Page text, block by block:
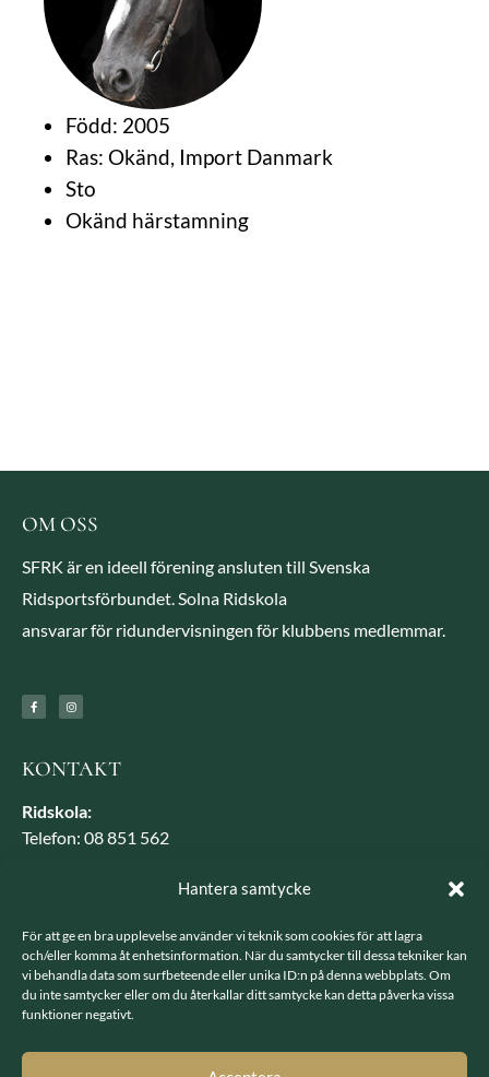
Hantera samtycke
För att ge en bra upplevelse använder vi teknik som cookies för att lagra
och/eller komma åt enhetsinformation. När du samtycker till dessa tekniker kan
vi behandla data som surfbeteende eller unika ID:n på denna webbplats. Om
du inte samtycker eller om du återkallar ditt samtycke kan detta påverka vissa
funktioner negativt.
Född: 2005
Ras: Okänd, Import Danmark
Sto
Okänd härstamning
OM OSS
SFRK är en ideell förening ansluten till Svenska
Ridsportsförbundet. Solna Ridskola
ansvarar för ridundervisningen för klubbens medlemmar.
KONTAKT
Ridskola:
Telefon: 08 851 562
E-post: sfrk.styrelsen@gmail.com
Ungdomssektionen:
E-post: useksfrk@gmail.com
BESÖK OSS